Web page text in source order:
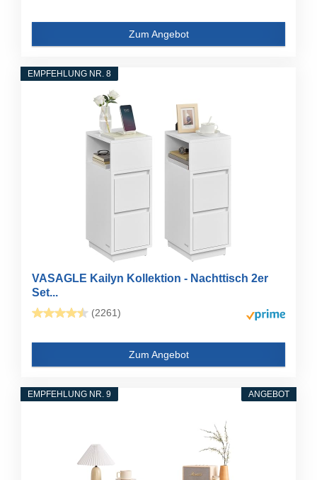
Zum Angebot
EMPFEHLUNG NR. 8
VASAGLE Kailyn Kollektion - Nachttisch 2er
Set...
(2261)
Zum Angebot
ANGEBOT
EMPFEHLUNG NR. 9